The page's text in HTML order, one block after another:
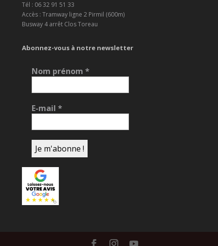
Tél : 06 32 91 51 33
Accès : Tramway ligne 2 Pirmil (600m)
Busway 4 arrêt Clos Toreau
Abonnez-vous à notre newsletter
Nom prénom *
E-mail *